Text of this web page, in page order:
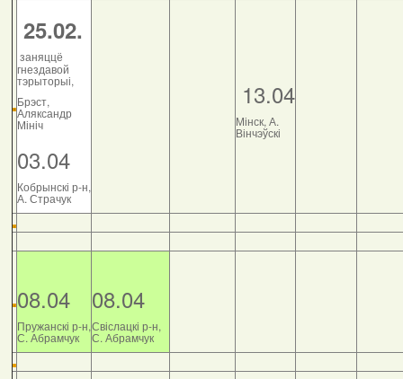
25.02.
заняццё
гнездавой
тэрыторыі,
Брэст,
Аляксандр
Мініч
03.04
Кобрынскі р-н,
А. Страчук
13.04
Мінск, А.
Вінчэўскі
08.04
Пружанскі р-н,
С. Абрамчук
08.04
Свіслацкі р-н,
С. Абрамчук